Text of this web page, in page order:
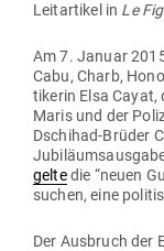
Leit­ar­tikel in Le
Am 7. Januar
Cabu, Charb,
ti­kerin Elsa
Maris und der
Dschihad-Brüder
geltedie “neuen
suchen, eine
Der Aus­bruch der